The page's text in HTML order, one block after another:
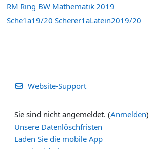
RM Ring BW Mathematik 2019
Sche1a19/20 Scherer1aLatein2019/20
Website-Support
Sie sind nicht angemeldet. (Anmelden)
Unsere Datenlöschfristen
Laden Sie die mobile App